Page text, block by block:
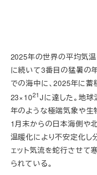
気候非常事態
2025年の世界の平均気
に続いて3番目の猛暑の
での海中に、2025年に
23×1021Jに達した。地
年のような極端気象や生
1月末からの日本海側や
温暖化により不安定化し
ェット気流を蛇行させて
られている。